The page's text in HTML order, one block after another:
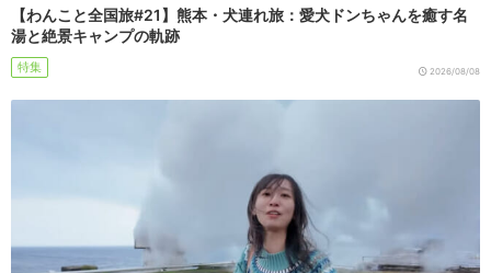
【わんこと全国旅#21】熊本・犬連れ旅：愛犬ドンちゃんを癒す名
湯と絶景キャンプの軌跡
特集 2026/08/08